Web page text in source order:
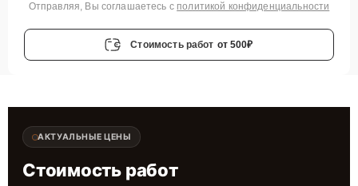
Отправляя, Вы соглашаетесь с политикой конфиденциальности
Стоимость работ от 500₽
АКТУАЛЬНЫЕ ЦЕНЫ
Стоимость работ